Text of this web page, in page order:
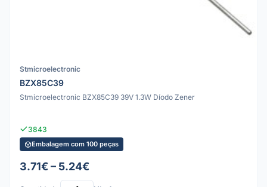
Stmicroelectronic
BZX85C39
Stmicroelectronic BZX85C39 39V 1.3W Díodo Zener
3843
Embalagem com 100 peças
3.71€ – 5.24€